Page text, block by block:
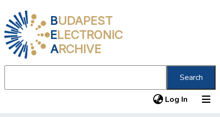
BUDAPEST
ELECTRONIC
ARCHIVE
Search
Log In (current)